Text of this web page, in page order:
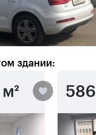
здании: